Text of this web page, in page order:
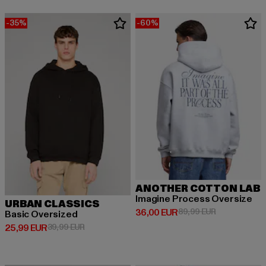
-35%
URBAN CLASSICS
Basic Oversized
25,99 EUR
Derzeitiger Preis: 25,99 EUR
39,99 EURAktionspreis: 39,99 EUR
-60%
ANOTHER COTTON LAB
Imagine Process Oversize
36,00 EUR
Derzeitiger Preis: 36,00 EUR
89,99 EURAktionspreis: